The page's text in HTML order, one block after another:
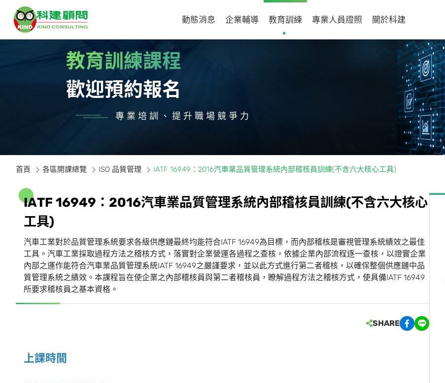
動態消息 企業輔導 教育訓練 專業人員證照 關於科建
教育訓練課程
歡迎預約報名
專業培訓、提升職場競爭力
首頁 各區開課總覽 ISO 品質管理 IATF 16949：2016汽車業品質管理系統內部稽核員訓練(不含六大核心工具)
IATF 16949 ： 2016汽車業品質管理系統內部稽核員訓練(不含六大核心
工具)
汽車工業對於品質管理系統要求各級供應鏈最終均能符合IATF 16949為目標，而內部稽核是審視管理系統績效之最佳
工具。汽車工業採取過程方法之稽核方式，落實對企業營運各過程之查核，依據企業內部流程逐一查核，以證實企業
內部之運作能符合汽車業品質管理系統IATF 16949之嚴謹要求，並以此方式進行第二者稽核，以確保整個供應鏈中品
質管理系統之績效。本課程旨在使企業之內部稽核員與第二者稽核員，瞭解過程方法之稽核方式，使具備IATF 16949
所要求稽核員之基本資格。
SHARE
上課時間